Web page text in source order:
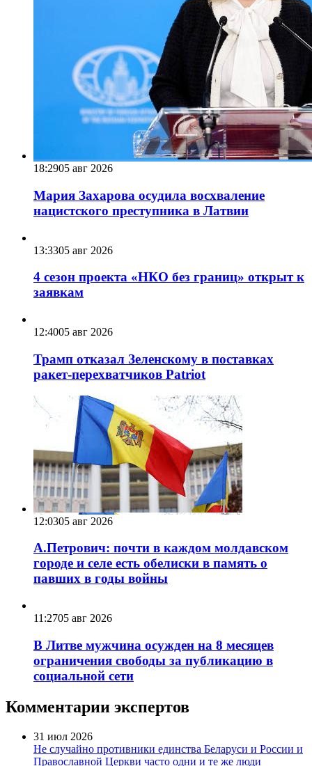
18:2905 авг 2026
Мария Захарова осудила восхваление
нацистского преступника в Латвии
13:3305 авг 2026
4 сезон проекта «НКО без границ» открыт к
заявкам
12:4005 авг 2026
Трамп отказал Зеленскому в поставках
ракет-перехватчиков Patriot
12:0305 авг 2026
А.Петрович: почти в каждом молдавском
городе и селе есть обелиски в память о
павших в годы войны
11:2705 авг 2026
В Литве мужчина осужден на 8 месяцев
ограничения свободы за публикацию в
социальной сети
Комментарии экспертов
31 июл 2026
Не случайно противники единства Беларуси и России и
Православной Церкви часто одни и те же люди